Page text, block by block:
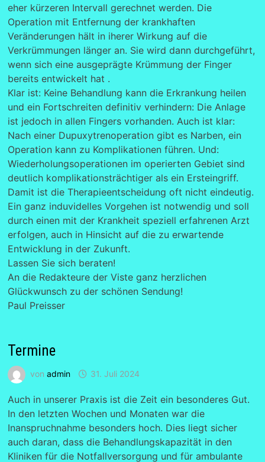
eher kürzeren Intervall gerechnet werden. Die
Operation mit Entfernung der krankhaften
Veränderungen hält in iherer Wirkung auf die
Verkrümmungen länger an. Sie wird dann durchgeführt,
wenn sich eine ausgeprägte Krümmung der Finger
bereits entwickelt hat .
Klar ist: Keine Behandlung kann die Erkrankung heilen
und ein Fortschreiten definitiv verhindern: Die Anlage
ist jedoch in allen Fingers vorhanden. Auch ist klar:
Nach einer Dupuxytrenoperation gibt es Narben, ein
Operation kann zu Komplikationen führen. Und:
Wiederholungsoperationen im operierten Gebiet sind
deutlich komplikationsträchtiger als ein Ersteingriff.
Damit ist die Therapieentscheidung oft nicht eindeutig.
Ein ganz induvidelles Vorgehen ist notwendig und soll
durch einen mit der Krankheit speziell erfahrenen Arzt
erfolgen, auch in Hinsicht auf die zu erwartende
Entwicklung in der Zukunft.
Lassen Sie sich beraten!
An die Redakteure der Viste ganz herzlichen
Glückwunsch zu der schönen Sendung!
Paul Preisser
Termine
von admin 31. Juli 2024
Auch in unserer Praxis ist die Zeit ein besonderes Gut.
In den letzten Wochen und Monaten war die
Inanspruchnahme besonders hoch. Dies liegt sicher
auch daran, dass die Behandlungskapazität in den
Kliniken für die Notfallversorgung und für ambulante